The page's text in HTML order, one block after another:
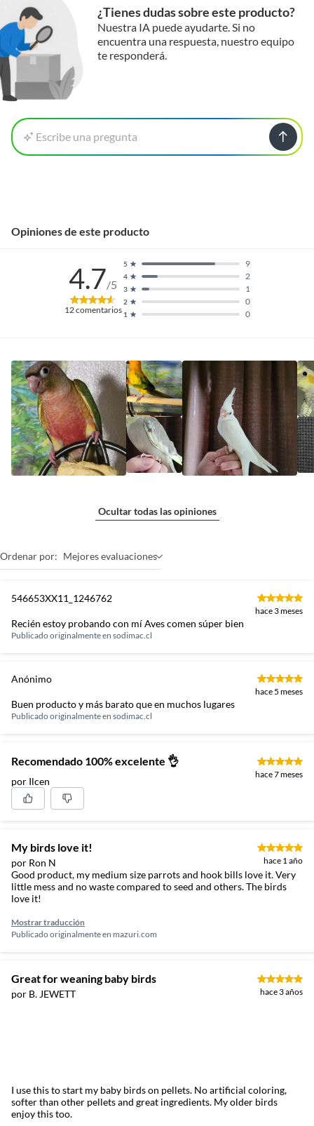
¿Tienes dudas sobre este producto?
Nuestra IA puede ayudarte. Si no
encuentra una respuesta, nuestro equipo
te responderá.
Escribe una pregunta
Opiniones de este producto
4.7/5
12comentarios 1 0
2 0
3 1
4 2
5 9
Ocultar todas las opiniones
Ordenar por: Mejores evaluaciones
546653XX11_1246762
hace 3 meses
Recién estoy probando con mí Aves comen súper bien
Publicado originalmente en sodimac.cl
Anónimo
hace 5 meses
Buen producto y más barato que en muchos lugares
Publicado originalmente en sodimac.cl
Recomendado 100% excelente 👌
por Ilcen
hace 7 meses
My birds love it!
por Ron N hace 1 año
Good product, my medium size parrots and hook bills love it. Very
little mess and no waste compared to seed and others. The birds
love it!
Mostrar traducción
Publicado originalmente en mazuri.com
Great for weaning baby birds
por B. JEWETT hace 3 años
I use this to start my baby birds on pellets. No artificial coloring,
softer than other pellets and great ingredients. My older birds
enjoy this too.